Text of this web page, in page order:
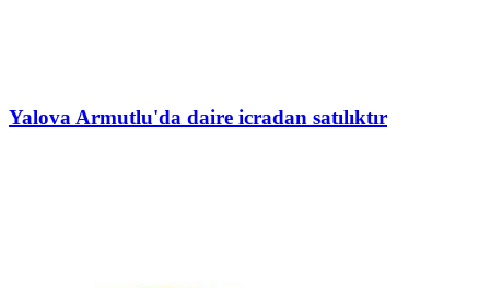
Yalova Armutlu'da daire icradan satılıktır